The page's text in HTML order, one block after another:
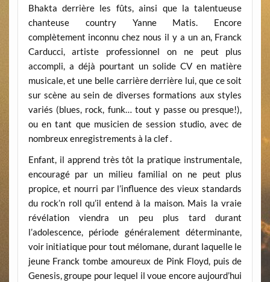
Bhakta derrière les fûts, ainsi que la talentueuse
chanteuse country Yanne Matis. Encore
complètement inconnu chez nous il y a un an, Franck
Carducci, artiste professionnel on ne peut plus
accompli, a déjà pourtant un solide CV en matière
musicale, et une belle carrière derrière lui, que ce soit
sur scène au sein de diverses formations aux styles
variés (blues, rock, funk… tout y passe ou presque!),
ou en tant que musicien de session studio, avec de
nombreux enregistrements à la clef .
Enfant, il apprend très tôt la pratique instrumentale,
encouragé par un milieu familial on ne peut plus
propice, et nourri par l’influence des vieux standards
du rock’n roll qu’il entend à la maison. Mais la vraie
révélation viendra un peu plus tard durant
l’adolescence, période généralement déterminante,
voir initiatique pour tout mélomane, durant laquelle le
jeune Franck tombe amoureux de Pink Floyd, puis de
Genesis, groupe pour lequel il voue encore aujourd’hui